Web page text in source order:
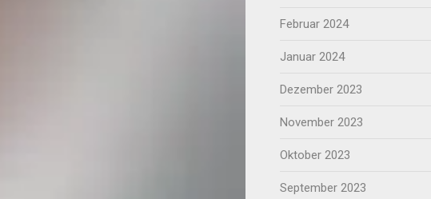
Februar 2024
Januar 2024
Dezember 2023
November 2023
Oktober 2023
September 2023